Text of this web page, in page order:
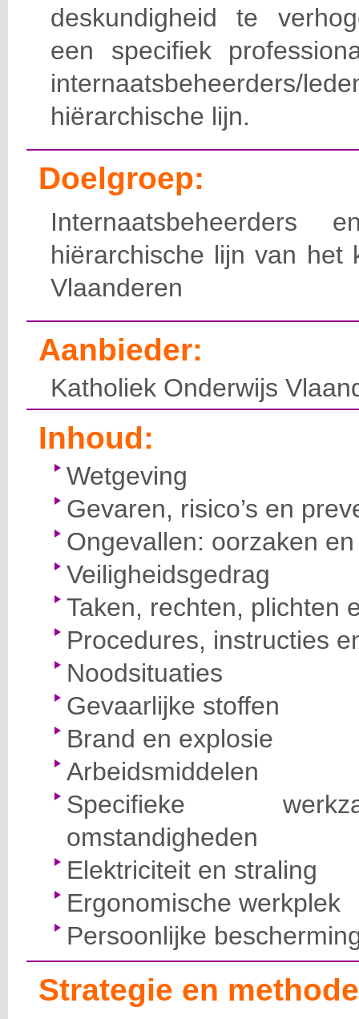
deskundigheid te
een specifiek
hiërarchische lijn.
Doelgroep:
hiërarchische lijn van het
Vlaanderen
Aanbieder:
Katholiek Onderwijs
Inhoud:
Wetgeving
Gevaren, risico’s en
Ongevallen: oorzaken
Veiligheidsgedrag
Taken, rechten, plichten
Procedures, instructies
Noodsituaties
Gevaarlijke stoffen
Brand en explosie
Arbeidsmiddelen
Specifieke
omstandigheden
Elektriciteit en straling
Ergonomische werkplek
Persoonlijke
Strategie en